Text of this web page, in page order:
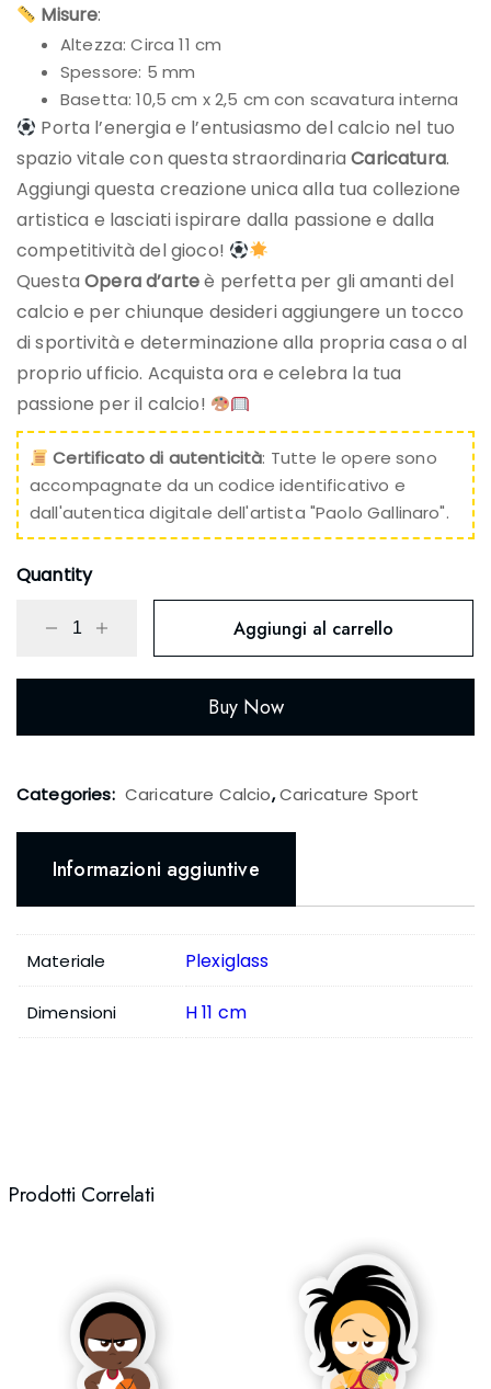
Misure:
Altezza: Circa 11 cm
Spessore: 5 mm
Basetta: 10,5 cm x 2,5 cm con scavatura interna
Porta l’energia e l’entusiasmo del calcio nel tuo
spazio vitale con questa straordinariaCaricatura.
Aggiungi questa creazione unica alla tua collezione
artistica e lasciati ispirare dalla passione e dalla
competitività del gioco!
QuestaOpera d’arteè perfetta per gli amanti del
calcio e per chiunque desideri aggiungere un tocco
di sportività e determinazione alla propria casa o al
proprio ufficio. Acquista ora e celebra la tua
passione per il calcio!
Certificato di autenticità: Tutte le opere sono
accompagnate da un codice identificativo e
dall'autentica digitale dell'artista "Paolo Gallinaro".
Quantity
Aggiungi al carrello
Buy Now
Categories: Caricature Calcio,Caricature Sport
Informazioni aggiuntive
Materiale Plexiglass
Dimensioni H 11 cm
Prodotti Correlati